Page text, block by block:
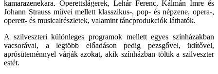
kamarazenekara. Operettslágerek, Lehár Ferenc, Kálmán Imre és
Johann Strauss művei mellett klasszikus-, pop- és népzene, opera-,
operett- és musicalrészletek, valamint táncprodukciók láthatók.
A szilveszteri különleges programok mellett egyes színházakban
vacsorával, a legtöbb előadáson pedig pezsgővel, üdítővel,
aprósüteménnyel várják azokat, akik színházban töltik a szilveszter
estét.